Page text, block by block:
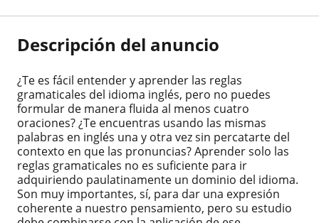
Descripción del anuncio
¿Te es fácil entender y aprender las reglas
gramaticales del idioma inglés, pero no puedes
formular de manera fluida al menos cuatro
oraciones? ¿Te encuentras usando las mismas
palabras en inglés una y otra vez sin percatarte del
contexto en que las pronuncias? Aprender solo las
reglas gramaticales no es suficiente para ir
adquiriendo paulatinamente un dominio del idioma.
Son muy importantes, sí, para dar una expresión
coherente a nuestro pensamiento, pero su estudio